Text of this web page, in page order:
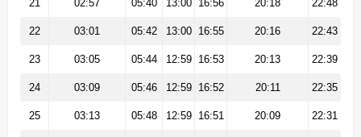
21 02:57 05:40 13:00 16:56 20:18 22:48
22 03:01 05:42 13:00 16:55 20:16 22:43
23 03:05 05:44 12:59 16:53 20:13 22:39
24 03:09 05:46 12:59 16:52 20:11 22:35
25 03:13 05:48 12:59 16:51 20:09 22:31